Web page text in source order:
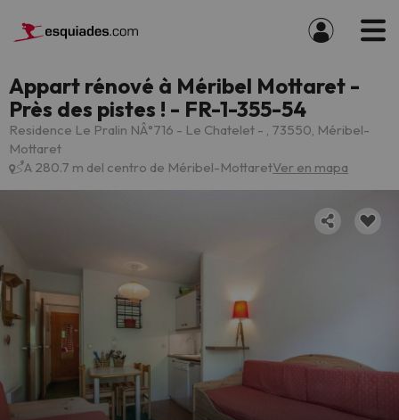
Appart rénové à Méribel Mottaret -
Près des pistes ! - FR-1-355-54
Residence Le Pralin NÂ°716 - Le Chatelet - , 73550, Méribel-
Mottaret
A 280.7 m del centro de Méribel-MottaretVer en mapa